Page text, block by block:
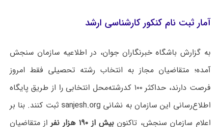
آمار ثبت نام کنکور کارشناسی ارشد
به گزارش باشگاه خبرنگاران جوان، در اطلاعیه سازمان سنجش
آمده؛ متقاضیان مجاز به انتخاب رشته تحصیلی فقط امروز
فرصت دارند، حداکثر ۱۰۰ کدرشته‌محل انتخابی را از طریق پایگاه
اطلاع‌رسانی این سازمان به نشانی sanjesh.org ثبت کنند. بنا بر
اعلام سازمان سنجش، تاکنونبیش از ۱۹۰ هزار نفر
از متقاضیان